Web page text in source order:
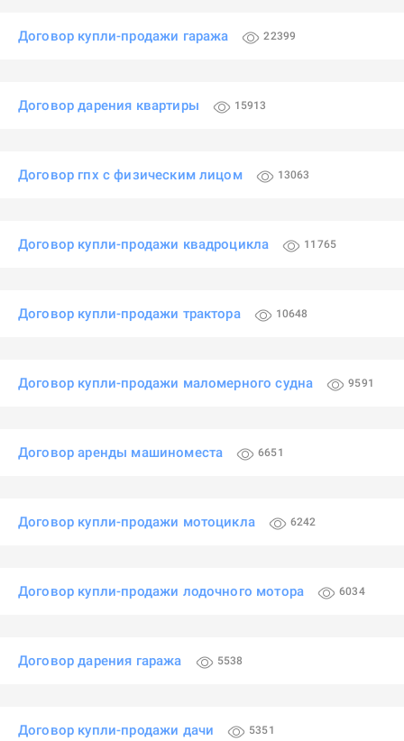
Договор купли-продажи гаража 22399
Договор дарения квартиры 15913
Договор гпх с физическим лицом 13063
Договор купли-продажи квадроцикла 11765
Договор купли-продажи трактора 10648
Договор купли-продажи маломерного судна 9591
Договор аренды машиноместа 6651
Договор купли-продажи мотоцикла 6242
Договор купли-продажи лодочного мотора 6034
Договор дарения гаража 5538
Договор купли-продажи дачи 5351